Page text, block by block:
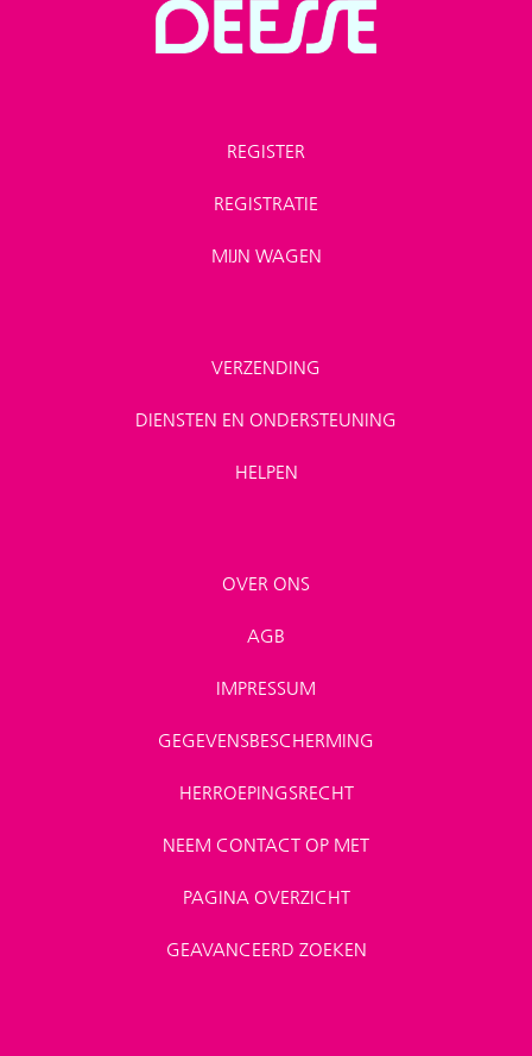
REGISTER
REGISTRATIE
MIJN WAGEN
VERZENDING
DIENSTEN EN ONDERSTEUNING
HELPEN
OVER ONS
AGB
IMPRESSUM
GEGEVENSBESCHERMING
HERROEPINGSRECHT
NEEM CONTACT OP MET
PAGINA OVERZICHT
GEAVANCEERD ZOEKEN